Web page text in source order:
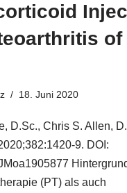
of
18. Juni 2020
D.Sc., Chris S. Allen,
9. DOI:
(PT) als auch